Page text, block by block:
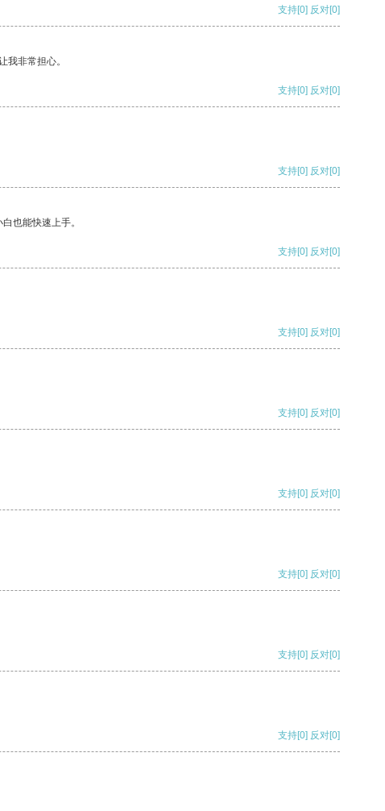
支持[0] 反对[0]
非常担心。
支持[0] 反对[0]
支持[0] 反对[0]
也能快速上手。
支持[0] 反对[0]
支持[0] 反对[0]
支持[0] 反对[0]
支持[0] 反对[0]
支持[0] 反对[0]
支持[0] 反对[0]
支持[0] 反对[0]